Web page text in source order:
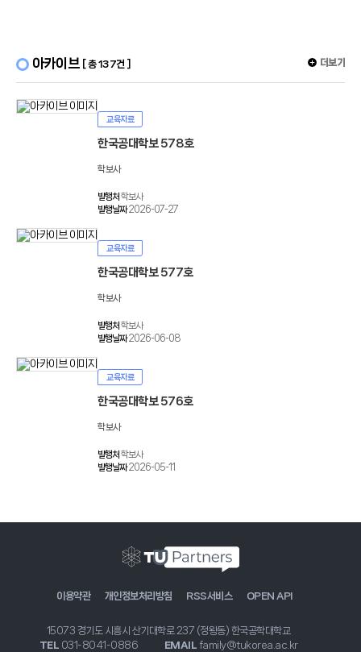
아카이브 [ 총 137건 ] 더보기
교육자료
한국공대학보 578호
학보사
발행처 학보사
발행날짜2026-07-27
교육자료
한국공대학보 577호
학보사
발행처 학보사
발행날짜2026-06-08
교육자료
한국공대학보 576호
학보사
발행처 학보사
발행날짜2026-05-11
이용약관 개인정보처리방침 RSS서비스 OPEN API
15073 경기도 시흥시 산기대학로 237 (정왕동) 한국공학대학교
TEL 031-8041-0886 EMAIL family@tukorea.ac.kr